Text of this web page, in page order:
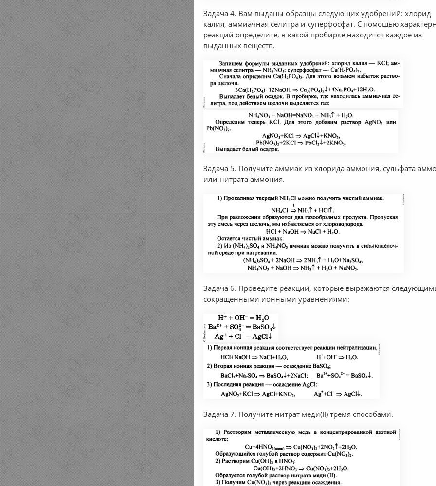
Задача 4. Вам выданы образцы следующих удобрений: хлорид
калия, аммиачная селитра и суперфосфат. С помощью
реакций определите, в какой пробирке находится каждое из
выданных веществ.
Задача 5. Получите аммиак из хлорида аммония, сульфата
или нитрата аммония.
Задача 6. Проведите реакции, которые выражаются
сокращенными ионными уравнениями:
Задача 7. Получите нитрат меди(II) тремя способами.